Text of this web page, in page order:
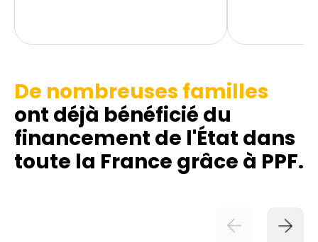
De nombreuses familles
ont déjà bénéficié du
financement de l'État dans
toute la France grâce à PPF.